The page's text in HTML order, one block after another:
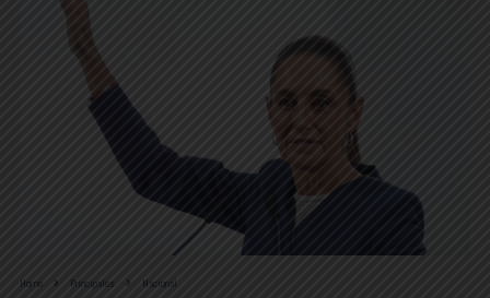
Home Principales Nacional